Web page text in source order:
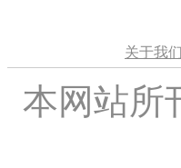
关于我们
本网站所